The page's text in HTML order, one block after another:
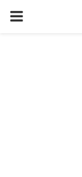
PRIMARY